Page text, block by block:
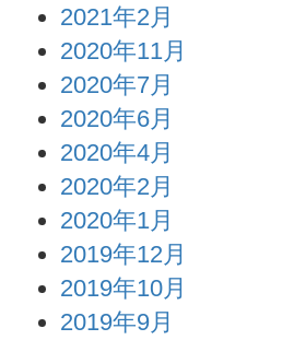
2021年2月
2020年11月
2020年7月
2020年6月
2020年4月
2020年2月
2020年1月
2019年12月
2019年10月
2019年9月